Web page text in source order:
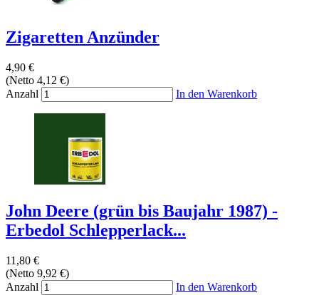
Zigaretten Anzünder
4,90 €
(Netto 4,12 €)
Anzahl
In den Warenkorb
John Deere (grün bis Baujahr 1987) -
Erbedol Schlepperlack...
11,80 €
(Netto 9,92 €)
Anzahl
In den Warenkorb